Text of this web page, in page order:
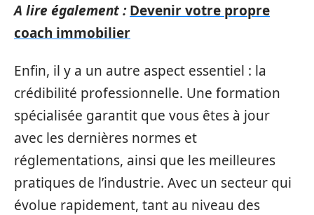
A lire également : Devenir votre propre
coach immobilier
Enfin, il y a un autre aspect essentiel : la
crédibilité professionnelle. Une formation
spécialisée garantit que vous êtes à jour
avec les dernières normes et
réglementations, ainsi que les meilleures
pratiques de l’industrie. Avec un secteur qui
évolue rapidement, tant au niveau des